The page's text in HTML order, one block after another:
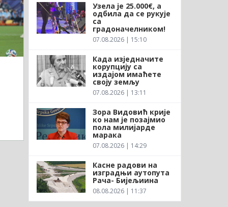
Узела је 25.000€, а
одбила да се рукује
са
градоначелником!
07.08.2026 | 15:10
Када изједначите
корупцију са
издајом имаћете
своју земљу
07.08.2026 | 13:11
Зора Видовић крије
ко нам је позајмио
пола милијарде
марака
07.08.2026 | 14:29
Касне радови на
изградњи аутопута
Рача- Бијељиина
08.08.2026 | 11:37